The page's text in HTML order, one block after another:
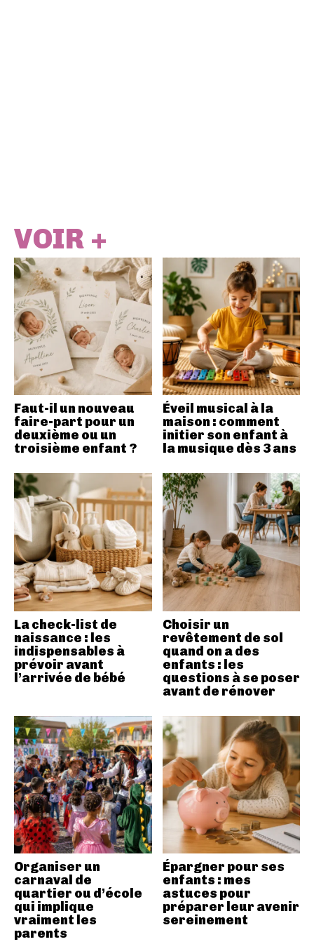
VOIR +
Faut-il un nouveau
faire-part pour un
deuxième ou un
troisième enfant ?
Éveil musical à la
maison : comment
initier son enfant à
la musique dès 3 ans
La check-list de
naissance : les
indispensables à
prévoir avant
l’arrivée de bébé
Choisir un
revêtement de sol
quand on a des
enfants : les
questions à se poser
avant de rénover
Organiser un
carnaval de
quartier ou d’école
qui implique
vraiment les
parents
Épargner pour ses
enfants : mes
astuces pour
préparer leur avenir
sereinement